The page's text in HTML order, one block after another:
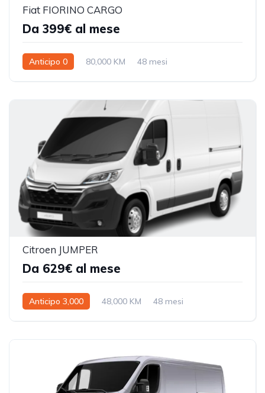
Fiat FIORINO CARGO
Da 399€ al mese
Anticipo 0 80,000 KM 48 mesi
Citroen JUMPER
Da 629€ al mese
Anticipo 3,000 48,000 KM 48 mesi